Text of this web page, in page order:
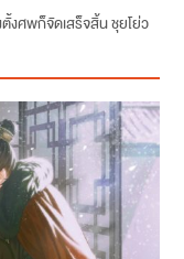
ตั้งศพก็จัดเสร็จสิ้น ชุยโย่ว